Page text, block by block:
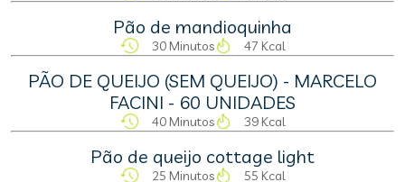
Pão de mandioquinha
30 Minutos 47 Kcal
PÃO DE QUEIJO (SEM QUEIJO) - MARCELO
FACINI - 60 UNIDADES
40 Minutos 39 Kcal
Pão de queijo cottage light
25 Minutos 55 Kcal